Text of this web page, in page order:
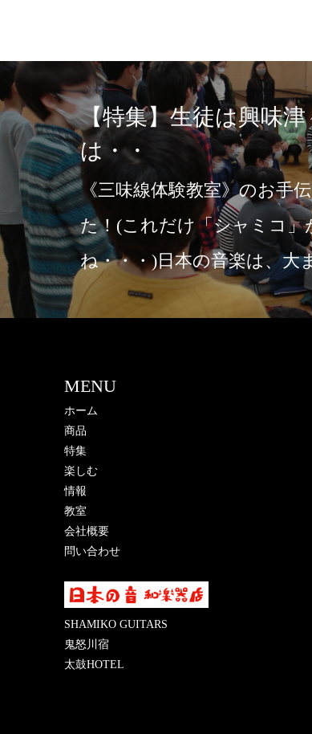
【特集】生徒は興味
は・・
《三味線体験教室》のお手
た！(これだけ「シャミコ」
ね・・・)日本の音楽は、大
…
MENU
ホーム
商品
特集
楽しむ
情報
教室
会社概要
問い合わせ
SHAMIKO GUITARS
鬼怒川宿
太鼓HOTEL